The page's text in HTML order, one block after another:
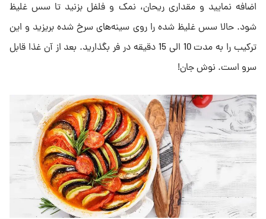
اضافه نمایید و مقداری ریحان، نمک و فلفل بزنید تا سس غلیظ
شود. حالا سس غلیظ شده را روی سینه‌های سرخ شده بریزید و این
ترکیب را به مدت 10 الی 15 دقیقه در فر بگذارید. بعد از آن غذا قابل
سرو است. نوش جان!